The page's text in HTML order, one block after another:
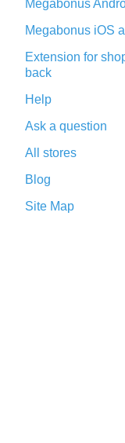
Megabonus
Megabonus iOS
Extension for
back
Help
Ask a question
All stores
Blog
Site Map